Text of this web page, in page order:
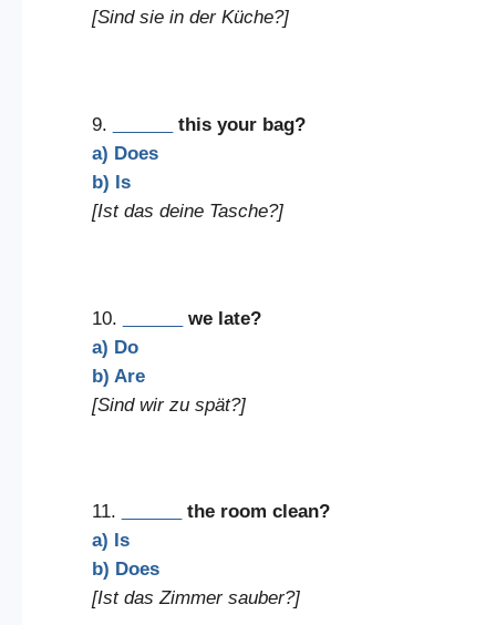
[Sind sie in der Küche?]
9.
this your bag?
a) Does
b) Is
[Ist das deine Tasche?]
10.
we late?
a) Do
b) Are
[Sind wir zu spät?]
11.
the room clean?
a) Is
b) Does
[Ist das Zimmer sauber?]